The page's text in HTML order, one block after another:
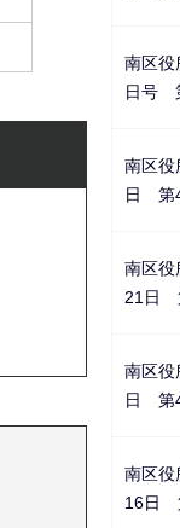
南区
日号
南区
日 第
南区
21日
南区
日 第
南区
16日